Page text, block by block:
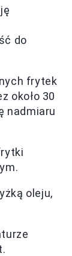
do
frytek
około 30
nadmiaru
oleju,